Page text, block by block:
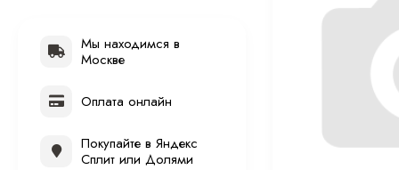
Мы находимся в
Москве
Оплата онлайн
Покупайте в Яндекс
Сплит или Долями